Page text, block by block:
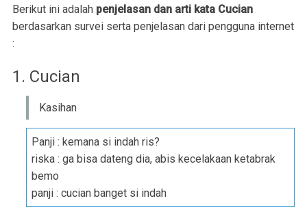
Berikut ini adalah penjelasan dan arti kata Cucian
berdasarkan survei serta penjelasan dari pengguna internet
:
1. Cucian
Kasihan
Panji : kemana si indah ris?
riska : ga bisa dateng dia, abis kecelakaan ketabrak
bemo
panji : cucian banget si indah